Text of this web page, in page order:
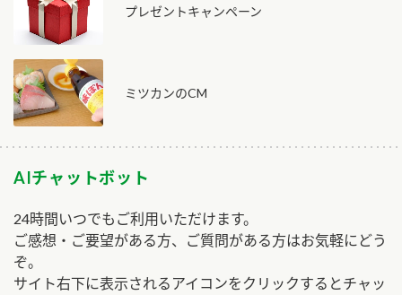
プレゼントキャンペーン
ミツカンのCM
AIチャットボット
24時間いつでもご利用いただけます。
ご感想・ご要望がある方、ご質問がある方はお気軽にどう
ぞ。
サイト右下に表示されるアイコンをクリックするとチャッ